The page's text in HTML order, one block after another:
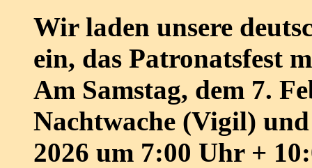
Wir laden unsere
ein, das Patronatsfest
Am Samstag, dem 7.
Nachtwache (Vigil)
2026 um 7:00 Uhr +